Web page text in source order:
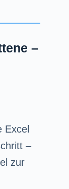
–
Excel
–
zur